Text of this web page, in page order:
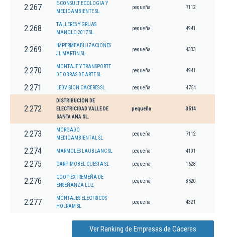
2.267
E-CONSULT ECOLOGIA Y
MEDIOAMBIENTE SL
pequeña 7112
2.268
TALLERES Y GRUAS
MANOLO 2017 SL.
pequeña 4941
2.269
IMPERMEABILIZACIONES
JL MARTIN SL
pequeña 4333
2.270
MONTAJE Y TRANSPORTE
DE OBRAS DE ARTE SL
pequeña 4941
2.271 LEDVISION CACERES SL. pequeña 4754
2.272
DISTRIBUCION DE
ELECTRICIDAD VALLE DE
SANTA ANA SL.
pequeña 3514
2.273
MORGADO
MEDIOAMBIENTAL SL
pequeña 7112
2.274 MARMOLES LAUBLANC SL pequeña 4101
2.275 CARPIMOBEL CUESTA SL pequeña 1628
2.276
COOP EXTREMEÑA DE
ENSEÑANZA LUZ
pequeña 8520
2.277
MONTAJES ELECTRICOS
HOLRAM SL
pequeña 4321
Ver Ranking de Empresas de Cáceres